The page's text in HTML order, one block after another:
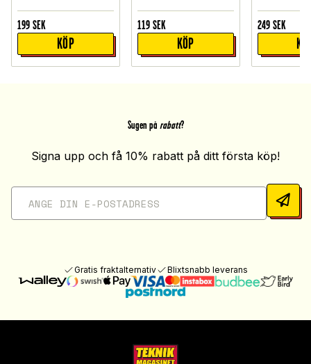
199 SEK
KÖP
119 SEK
KÖP
249 SEK
Sugen på rabatt?
Signa upp och få 10% rabatt på ditt första köp!
Gratis fraktalternativ Blixtsnabb leverans